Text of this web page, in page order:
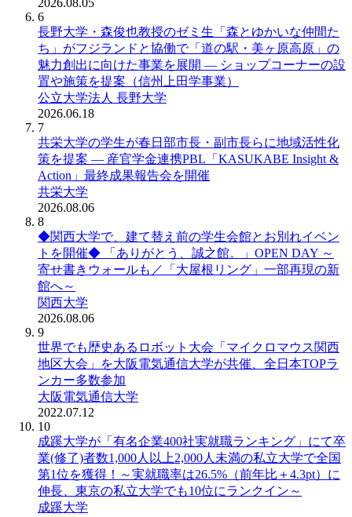
2026.08.05
6
長野大学・森俊也教授のゼミ生「森とゆかいな仲間た
ち」がフジランドと協働で「道の駅・美ヶ原高原」の
魅力創出に向けた事業を展開 ― ショップコーナーの設
置や施策を提案（信州上田学事業）
公立大学法人 長野大学
2026.06.18
7
共栄大学の学生が春日部市長・副市長らに地域活性化
策を提案 ― 産官学金連携PBL「KASUKABE Insight &
Action」最終成果報告会を開催
共栄大学
2026.08.06
8
◆関西大学で、建て替え前の学生会館とお別れイベン
トを開催◆ 「ありがとう、誠之館。」OPEN DAY ～
寄せ書きウォールも／「大屋根リング」一部再現の新
館へ～
関西大学
2026.08.06
9
世界でも歴史あるロボット大会「マイクロマウス関西
地区大会」を大阪電気通信大学が共催、全日本TOPラ
ンカー多数参加
大阪電気通信大学
2022.07.12
10
成蹊大学が「有名企業400社実就職ランキング」にて卒
業(修了)者数1,000人以上2,000人未満の私立大学で全国
第1位を獲得！～実就職率は26.5%（前年比＋4.3pt）に
伸長、東京の私立大学でも10位にランクイン～
成蹊大学